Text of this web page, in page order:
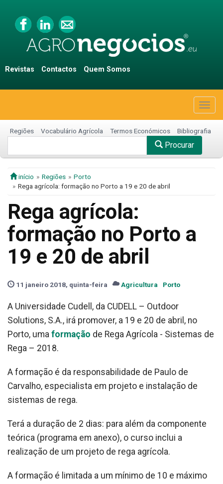
Revistas Contactos Quem Somos
Regiões Vocabulário Agrícola Termos Económicos Bibliografia
Procurar
início Regiões
Porto
Rega agrícola: formação no Porto a 19 e 20 de abril
Rega agrícola:
formação no Porto a
19 e 20 de abril
11 janeiro 2018, quinta-feira Agricultura Porto
A Universidade Cudell, da CUDELL – Outdoor
Solutions, S.A., irá promover, a 19 e 20 de abril, no
Porto, uma formação de Rega Agrícola - Sistemas de
Rega – 2018.
A formação é da responsabilidade de Paulo de
Carvalho, especialista em projeto e instalação de
sistemas de rega.
Terá a duração de 2 dias: para além da componente
teórica (programa em anexo), o curso inclui a
realização de um projeto de rega agrícola.
A formação é limitada a um mínimo de 10 e máximo